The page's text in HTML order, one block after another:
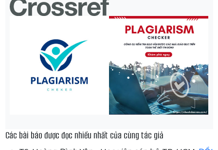
Các bài báo được đọc nhiều nhất của cùng tác giả